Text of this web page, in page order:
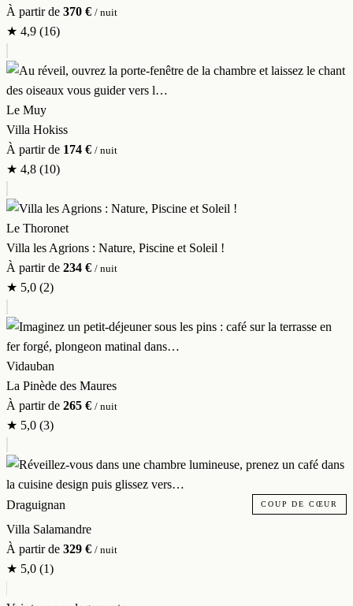
À partir de 370 € / nuit
★ 4,9 (16)
Le Muy
Villa Hokiss
À partir de 174 € / nuit
★ 4,8 (10)
Le Thoronet
Villa les Agrions : Nature, Piscine et Soleil !
À partir de 234 € / nuit
★ 5,0 (2)
Vidauban
La Pinède des Maures
À partir de 265 € / nuit
★ 5,0 (3)
Draguignan COUP DE CŒUR
Villa Salamandre
À partir de 329 € / nuit
★ 5,0 (1)